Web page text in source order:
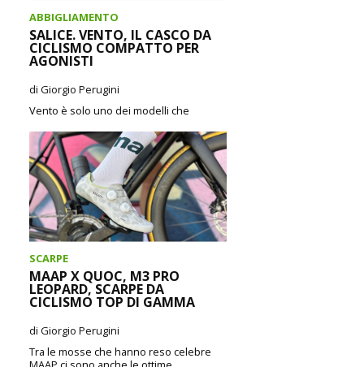
ABBIGLIAMENTO
SALICE. VENTO, IL CASCO DA
CICLISMO COMPATTO PER
AGONISTI
di Giorgio Perugini
Vento è solo uno dei modelli che
Salice, merito di forme compatte e...
CONTINUA A LEGGERE
SCARPE
MAAP X QUOC, M3 PRO
LEOPARD, SCARPE DA
CICLISMO TOP DI GAMMA
di Giorgio Perugini
Tra le mosse che hanno reso celebre